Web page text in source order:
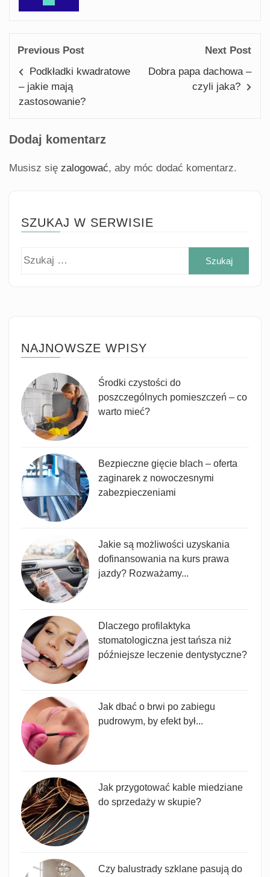
Previous Post
Podkładki kwadratowe
– jakie mają
zastosowanie?
Next Post
Dobra papa dachowa –
czyli jaka?
Dodaj komentarz
Musisz się zalogować, aby móc dodać komentarz.
SZUKAJ W SERWISIE
NAJNOWSZE WPISY
Środki czystości do
poszczególnych pomieszczeń – co
warto mieć?
Bezpieczne gięcie blach – oferta
zaginarek z nowoczesnymi
zabezpieczeniami
Jakie są możliwości uzyskania
dofinansowania na kurs prawa
jazdy? Rozważamy...
Dlaczego profilaktyka
stomatologiczna jest tańsza niż
późniejsze leczenie dentystyczne?
Jak dbać o brwi po zabiegu
pudrowym, by efekt był...
Jak przygotować kable miedziane
do sprzedaży w skupie?
Czy balustrady szklane pasują do